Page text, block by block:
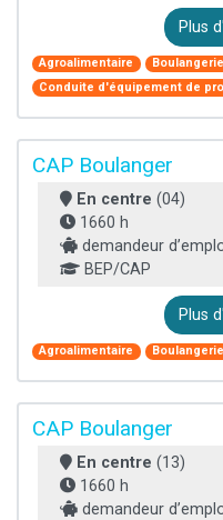
Plus
Agroalimentaire
Conduite d'équipement de
CAP Boulanger
En centre (04)
1660 h
demandeur
BEP/CAP
Plus
Agroalimentaire
CAP Boulanger
En centre (13)
1660 h
demandeur